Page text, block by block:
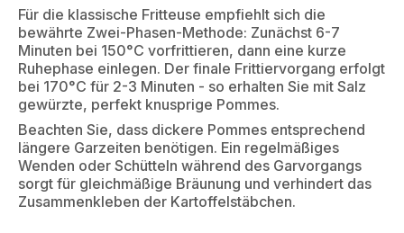
Für die klassische Fritteuse empfiehlt sich die
bewährte Zwei-Phasen-Methode: Zunächst 6-7
Minuten bei 150°C vorfrittieren, dann eine kurze
Ruhephase einlegen. Der finale Frittiervorgang erfolgt
bei 170°C für 2-3 Minuten - so erhalten Sie mit Salz
gewürzte, perfekt knusprige Pommes.
Beachten Sie, dass dickere Pommes entsprechend
längere Garzeiten benötigen. Ein regelmäßiges
Wenden oder Schütteln während des Garvorgangs
sorgt für gleichmäßige Bräunung und verhindert das
Zusammenkleben der Kartoffelstäbchen.